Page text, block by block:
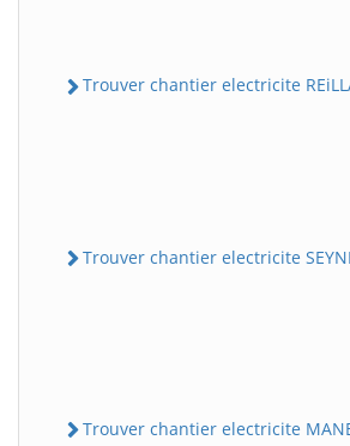
Trouver chantier electricite
Trouver chantier electricite
Trouver chantier electricite